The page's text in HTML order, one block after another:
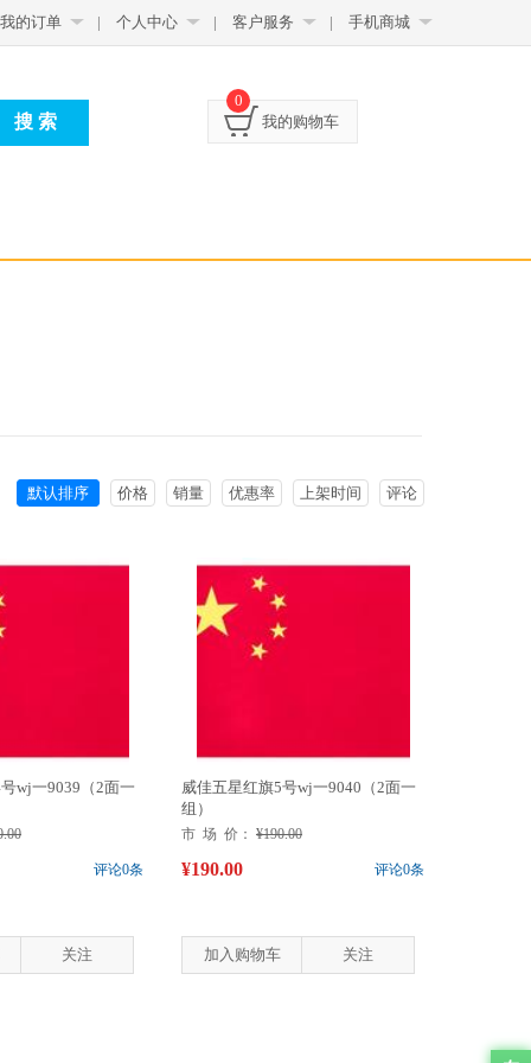
我的订单 | 个人中心 | 客户服务 | 手机商城
0
我的购物车
默认排序 价格 销量 优惠率 上架时间 评论
wj一9039（2面一
评论0条
关注
威佳五星红旗5号wj一9040（2面一
组）
市 场 价： ¥190.00
评论0条
¥190.00
加入购物车 关注